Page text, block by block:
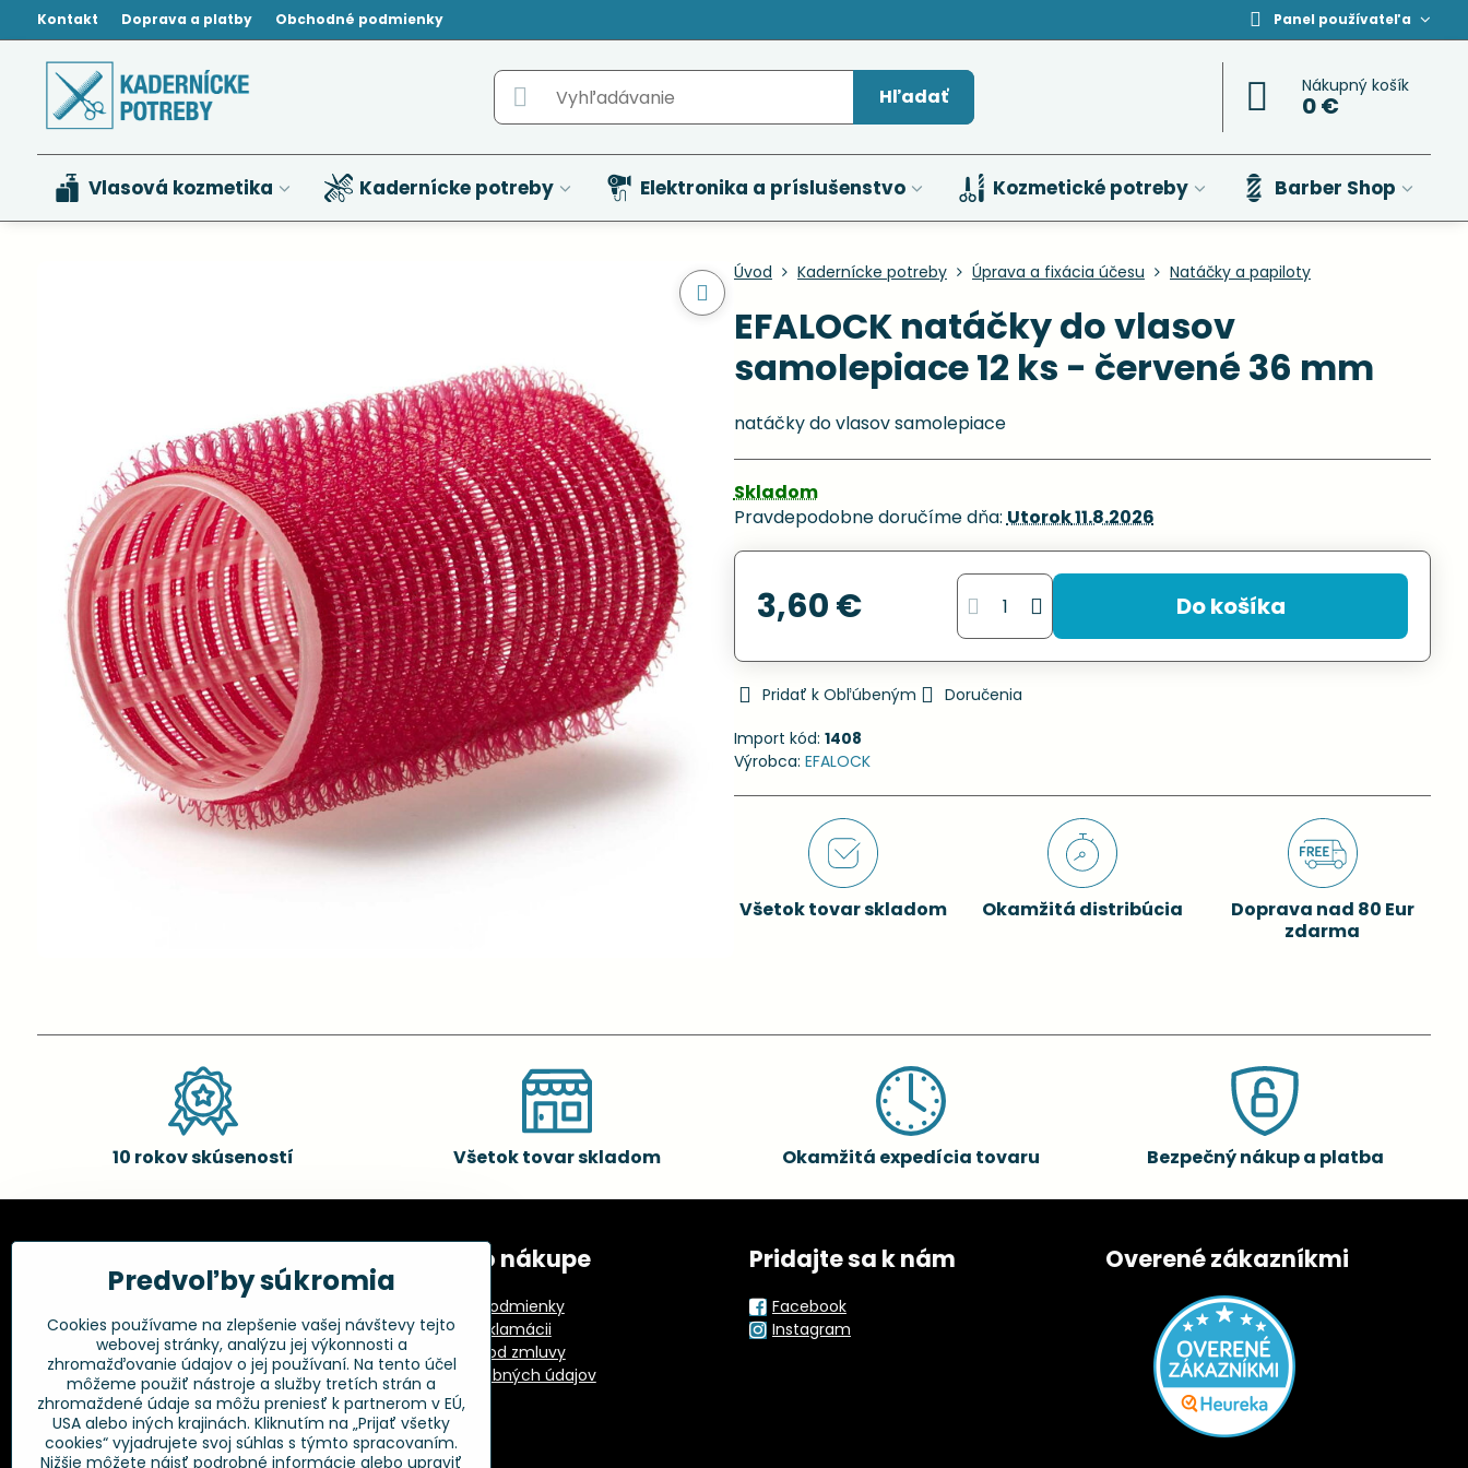
Kontakt Doprava a platby Obchodné podmienky Panel používateľa
Hľadať Nákupný košík
0 €
Vlasová kozmetika Kadernícke potreby Elektronika a príslušenstvo Kozmetické potreby Barber Shop
Úvod Kadernícke potreby Úprava a fixácia účesu Natáčky a papiloty
EFALOCK natáčky do vlasov
samolepiace 12 ks - červené 36 mm
natáčky do vlasov samolepiace
Skladom
Pravdepodobne doručíme dňa:Utorok11.8.2026
3,60 € Do košíka
Pridať k Obľúbeným
Doručenia
Import kód: 1408
Výrobca: EFALOCK
Všetok tovar skladom Okamžitá distribúcia
Doprava nad 80 Eur
zdarma
10 rokov skúseností Všetok tovar skladom Okamžitá expedícia tovaru Bezpečný nákup a platba
Kadernícke potreby, s.r.o.
Fakturačné údaje:
Kadernícke potreby, s.r.o.
Klincová 37
821 08 Bratislava
+421 948 014 333
Všetko o nákupe
Obchodné podmienky
Postup pri reklamácii
Odstúpenie od zmluvy
Ochrana osobných údajov
GPSR
Pridajte sa k nám
Facebook
Instagram
Overené zákazníkmi
Predvoľby súkromia
Cookies používame na zlepšenie vašej návštevy tejto
webovej stránky, analýzu jej výkonnosti a
zhromažďovanie údajov o jej používaní. Na tento účel
môžeme použiť nástroje a služby tretích strán a
zhromaždené údaje sa môžu preniesť k partnerom v EÚ,
USA alebo iných krajinách. Kliknutím na „Prijať všetky
cookies“ vyjadrujete svoj súhlas s týmto spracovaním.
Nižšie môžete nájsť podrobné informácie alebo upraviť